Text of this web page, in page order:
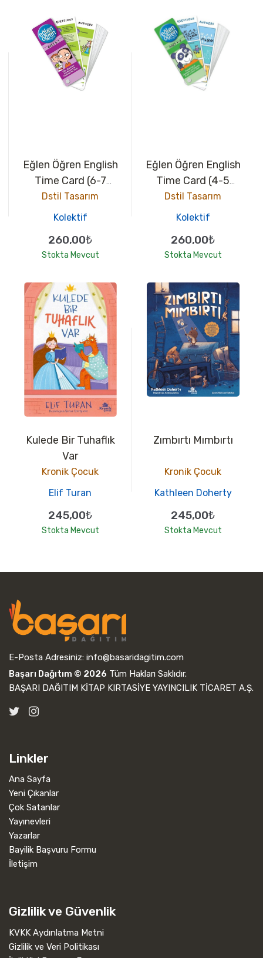
Eğlen Öğren English
Time Card (6-7
Ages)
Dstil Tasarım
Kolektif
260,00₺
Stokta Mevcut
Eğlen Öğren English
Time Card (4-5
Ages)
Dstil Tasarım
Kolektif
260,00₺
Stokta Mevcut
Kulede Bir Tuhaflık
Var
Kronik Çocuk
Elif Turan
245,00₺
Stokta Mevcut
Zımbırtı Mımbırtı
Kronik Çocuk
Kathleen Doherty
245,00₺
Stokta Mevcut
E-Posta Adresiniz: info@basaridagitim.com
Başarı Dağıtım © 2026 Tüm Hakları Saklıdır.
BAŞARI DAĞITIM KİTAP KIRTASİYE YAYINCILIK TİCARET A.Ş.
Linkler
Ana Sayfa
Yeni Çıkanlar
Çok Satanlar
Yayınevleri
Yazarlar
Bayilik Başvuru Formu
İletişim
Gizlilik ve Güvenlik
KVKK Aydınlatma Metni
Gizlilik ve Veri Politikası